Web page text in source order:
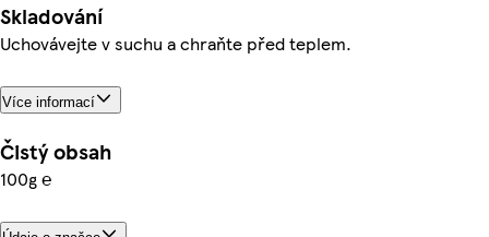
Skladování
Uchovávejte v suchu a chraňte před teplem.
Více informací
Čistý obsah
100g ℮